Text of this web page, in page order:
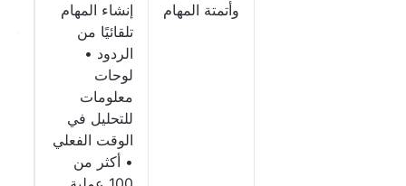
وأتمتة المهام
إنشاء المهام
تلقائيًا من
الردود •
لوحات
معلومات
للتحليل في
الوقت الفعلي
• أكثر من